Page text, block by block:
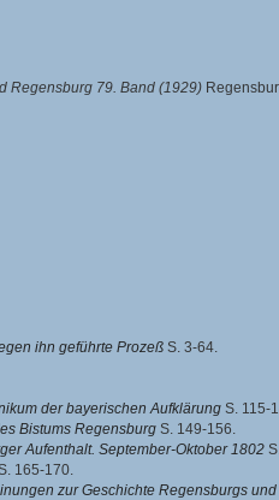
Regensburg 79. Band (1929)
ihn geführte Prozeß S. 3-64.
der bayerischen Aufklärung S. 115-
Bistums Regensburg S. 149-156.
Aufenthalt. September-Oktober 1802
165-170.
zur Geschichte Regensburgs